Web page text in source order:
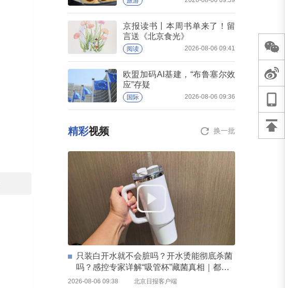
京报读书丨本周书单来了！留
言送《北京食光》
阅读 2026-08-06 09:41
欧盟加码AI基建，“布鲁塞尔效
应”存疑
国际 2026-08-06 09:36
精彩视频 换一批
只装白开水就不会脏吗？开水烫能彻底杀菌
吗？感控专家详解“吸管杯”藏菌真相｜都视
频·热观察
2026-08-06 09:38 北京日报客户端